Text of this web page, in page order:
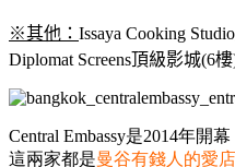
※其他： Issaya Cooking
Diplomat Screens頂級影城(6
Central Embassy是2014年開
這兩家都是曼谷有錢人的愛店